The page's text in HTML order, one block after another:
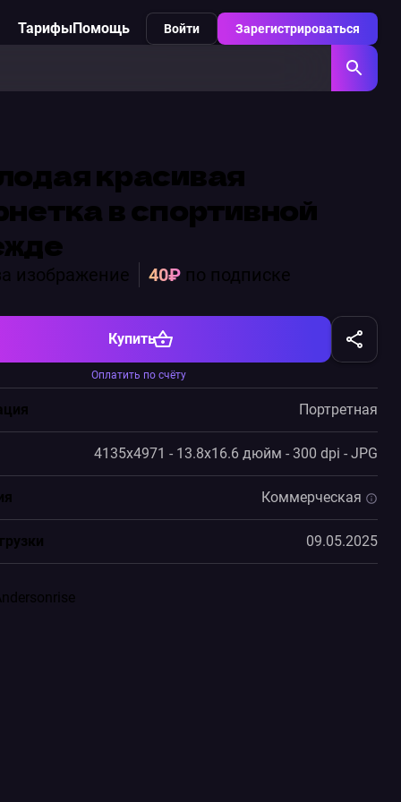
ТарифыПомощь Войти Зарегистрироваться
красивая
в спортивной
изображение 40₽ по подписке
Купить
Оплатить по счёту
Портретная
4135x4971 - 13.8x16.6 дюйм - 300 dpi - JPG
Коммерческая
09.05.2025